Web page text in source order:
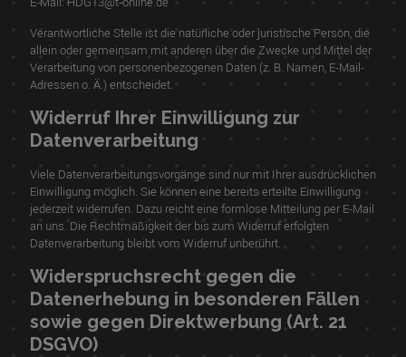
Verantwortliche Stelle ist die natürliche oder juristische Person, die
allein oder gemeinsam mit anderen über die Zwecke und Mittel der
Verarbeitung von personenbezogenen Daten (z. B. Namen, E-Mail-
Adressen o. Ä.) entscheidet.
Widerruf Ihrer Einwilligung zur
Datenverarbeitung
Viele Datenverarbeitungsvorgänge sind nur mit Ihrer ausdrücklichen
Einwilligung möglich. Sie können eine bereits erteilte Einwilligung
jederzeit widerrufen. Dazu reicht eine formlose Mitteilung per E-Mail
an uns. Die Rechtmäßigkeit der bis zum Widerruf erfolgten
Datenverarbeitung bleibt vom Widerruf unberührt.
Widerspruchsrecht gegen die
Datenerhebung in besonderen Fällen
sowie gegen Direktwerbung (Art. 21
DSGVO)